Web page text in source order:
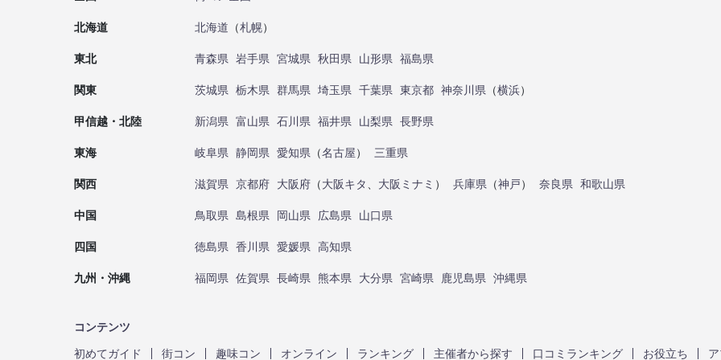
北海道 北海道 （札幌）
東北 青森県 岩手県 宮城県 秋田県 山形県 福島県
関東 茨城県 栃木県 群馬県 埼玉県 千葉県 東京都 神奈川県 （横浜）
甲信越・北陸 新潟県 富山県 石川県 福井県 山梨県 長野県
東海 岐阜県 静岡県 愛知県 （名古屋） 三重県
関西 滋賀県 京都府 大阪府 （大阪キタ 大阪ミナミ ） 兵庫県 （神戸） 奈良県 和歌山県
中国 鳥取県 島根県 岡山県 広島県 山口県
四国 徳島県 香川県 愛媛県 高知県
九州・沖縄 福岡県 佐賀県 長崎県 熊本県 大分県 宮崎県 鹿児島県 沖縄県
コンテンツ
初めてガイド
街コン 趣味コン オンライン ランキング 主催者から探す 口コミランキング お役立ち